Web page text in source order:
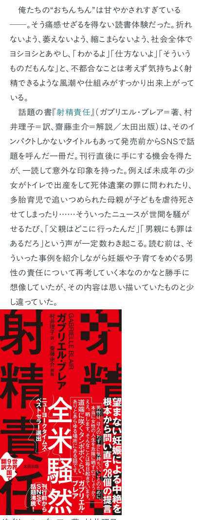
俺たちの“おちんちん”は甘やかされすぎている
──。そう痛感せざるを得ない読書体験だった。折れ
ないよう、萎えないよう、縮こまらないよう、社会全体で
ヨシヨシとあやし、「わかるよ」「仕方ないよ」「そういう
ものだもんな」と、不都合なことは考えず気持ちよく射
精できるような風潮や仕組みがすっかり出来上がって
いる。
話題の書『射精責任 』（ガブリエル・ブレア＝著、村
井理子＝訳、齋藤圭介＝解説／太田出版）は、そのイ
ンパクトしかないタイトルもあって発売前からSNSで話
題を呼んだ一冊だ。刊行直後に手にする機会を得た
が、一読して意外な印象を持った。例えば未成年の少
女がトイレで出産をして死体遺棄の罪に問われたり、
多胎育児で追いつめられた母親が子どもを虐待死さ
せてしまったり……そういったニュースが世間を騒が
せるたび、「父親はどこに行ったんだ」「男親にも罪は
あるだろ」という声が一定数わき起こる。読む前は、そ
ういった事例を紹介しながら妊娠や子育てをめぐる男
性の責任について再考していく本なのかなと勝手に
想像していたが、その内容は思い描いていたものと少
し違っていた。